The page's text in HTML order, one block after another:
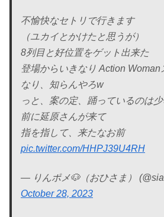
不愉快なセトリで行きます
（ユカイとかけたと思うが）
8列目と好位置をゲット出来た
登場からいきなり Action
なり、知らんやろw
っと、案の定、踊っているのは
前に延原さんが来て
指を指して、来たなお前
pic.twitter.com/HHPJ39U4RH
— りんポメ🐶（おひさま）
October 28, 2023